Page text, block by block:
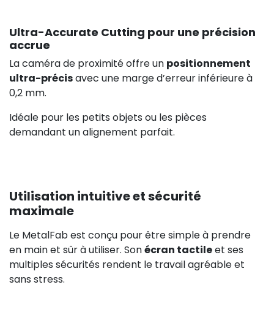
Ultra-Accurate Cutting pour une précision
accrue
La caméra de proximité offre un positionnement
ultra-précisavec une marge d’erreur inférieure à
0,2 mm.
Idéale pour les petits objets ou les pièces
demandant un alignement parfait.
Utilisation intuitive et sécurité
maximale
Le MetalFab est conçu pour être simple à prendre
en main et sûr à utiliser. Sonécran tactileet ses
multiples sécurités rendent le travail agréable et
sans stress.